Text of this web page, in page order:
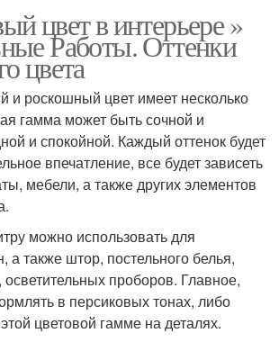
цвет в интерьере »
Работы. Оттенки
цвета
и роскошный цвет имеет несколько
гамма может быть сочной и
и спокойной. Каждый оттенок будет
впечатление, все будет зависеть
мебели, а также других элементов
можно использовать для
а также штор, постельного белья,
проборов. Главное,
в персиковых тонах, либо
цветовой гамме на деталях.